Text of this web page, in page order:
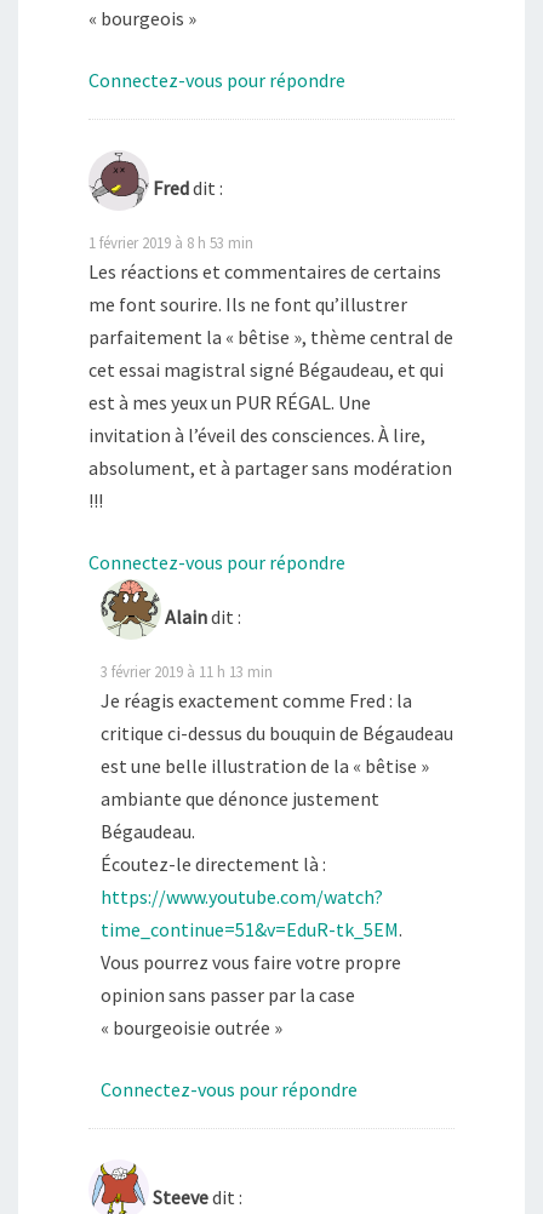
« bourgeois »
Connectez-vous pour répondre
Freddit :
1 février 2019 à 8 h 53 min
Les réactions et commentaires de certains
me font sourire. Ils ne font qu’illustrer
parfaitement la « bêtise », thème central de
cet essai magistral signé Bégaudeau, et qui
est à mes yeux un PUR RÉGAL. Une
invitation à l’éveil des consciences. À lire,
absolument, et à partager sans modération
!!!
Connectez-vous pour répondre
Alaindit :
3 février 2019 à 11 h 13 min
Je réagis exactement comme Fred : la
critique ci-dessus du bouquin de Bégaudeau
est une belle illustration de la « bêtise »
ambiante que dénonce justement
Bégaudeau.
Écoutez-le directement là :
https://www.youtube.com/watch?
time_continue=51&v=EduR-tk_5EM.
Vous pourrez vous faire votre propre
opinion sans passer par la case
« bourgeoisie outrée »
Connectez-vous pour répondre
Steevedit :